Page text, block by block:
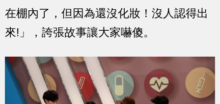
在棚內了，但因為還沒化妝！沒人認得出
來!」，誇張故事讓大家嚇傻。